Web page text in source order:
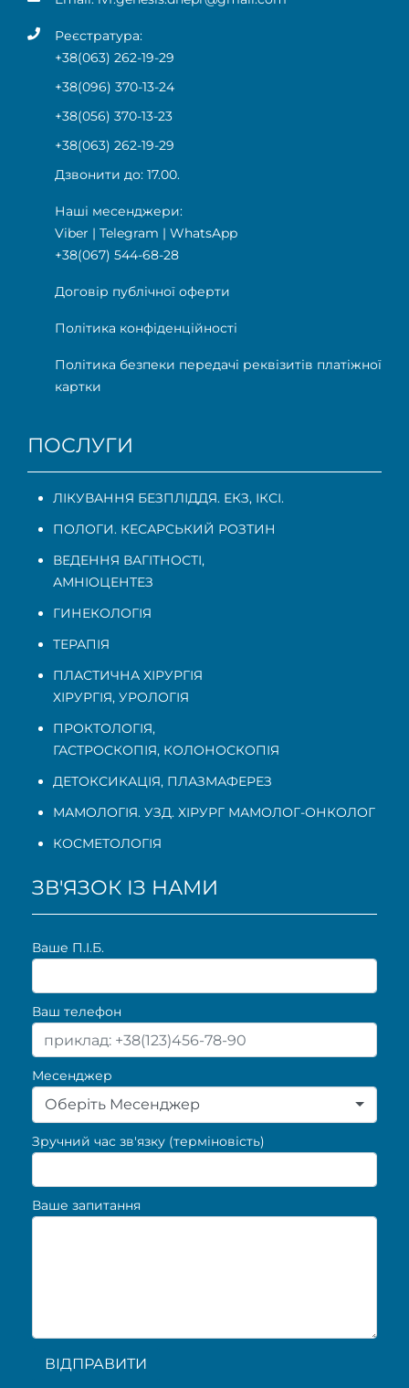
Реєстратура:
+38(063) 262-19-29
+38(096) 370-13-24
+38(056) 370-13-23
+38(063) 262-19-29
Дзвонити до: 17.00.
Наші месенджери:
Viber | Telegram | WhatsApp
+38(067) 544-68-28
Договір публічної оферти
Політика конфіденційності
Політика безпеки передачі реквізитів платіжної
картки
ПОСЛУГИ
ЛІКУВАННЯ БЕЗПЛІДДЯ. ЕКЗ, ІКСІ.
ПОЛОГИ. КЕСАРСЬКИЙ РОЗТИН
ВЕДЕННЯ ВАГІТНОСТІ,
АМНІОЦЕНТЕЗ
ГИНЕКОЛОГІЯ
ТЕРАПІЯ
ПЛАСТИЧНА ХІРУРГІЯ
ХІРУРГІЯ, УРОЛОГІЯ
ПРОКТОЛОГІЯ,
ГАСТРОСКОПІЯ, КОЛОНОСКОПІЯ
ДЕТОКСИКАЦІЯ, ПЛАЗМАФЕРЕЗ
МАМОЛОГІЯ. УЗД. ХІРУРГ МАМОЛОГ-ОНКОЛОГ
КОСМЕТОЛОГІЯ
ЗВ'ЯЗОК ІЗ НАМИ
Ваше П.I.Б.
Ваш телефон
Месенджер
Оберіть Месенджер
Зручний час зв'язку (терміновість)
Ваше запитання
ВІДПРАВИТИ